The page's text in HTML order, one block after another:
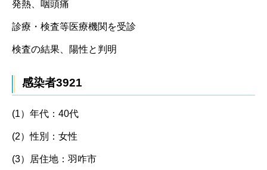
発熱、咽頭痛
診療・検査等医療機関を受診
検査の結果、陽性と判明
感染者3921
(1）年代：40代
(2）性別：女性
(3）居住地：羽咋市